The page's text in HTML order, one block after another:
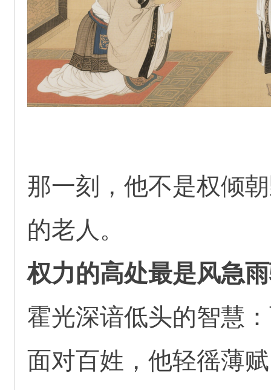
那一刻，他不是权倾
的老人。
权力的高处最是风急
霍光深谙低头的智慧
面对百姓，他轻徭薄